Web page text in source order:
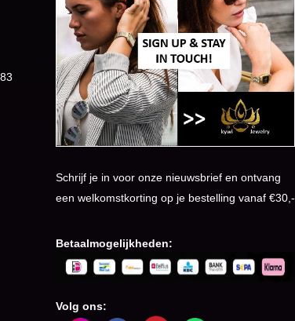
Schrijf je in voor onze nieuwsbrief en ontvang
een welkomstkorting op je bestelling vanaf €30,-
Betaalmogelijkheden:
Volg ons: